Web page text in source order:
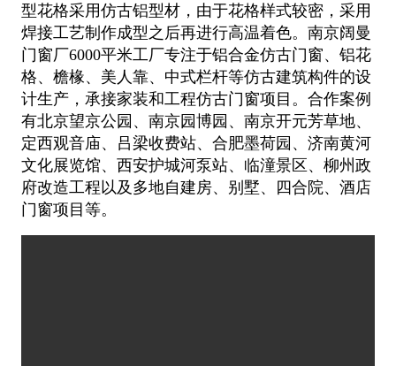
型花格采用仿古铝型材，由于花格样式较密，采用
焊接工艺制作成型之后再进行高温着色。南京阔曼
门窗厂6000平米工厂专注于铝合金仿古门窗、铝花
格、檐椽、美人靠、中式栏杆等仿古建筑构件的设
计生产，承接家装和工程仿古门窗项目。合作案例
有北京望京公园、南京园博园、南京开元芳草地、
定西观音庙、吕梁收费站、合肥墨荷园、济南黄河
文化展览馆、西安护城河泵站、临潼景区、柳州政
府改造工程以及多地自建房、别墅、四合院、酒店
门窗项目等。